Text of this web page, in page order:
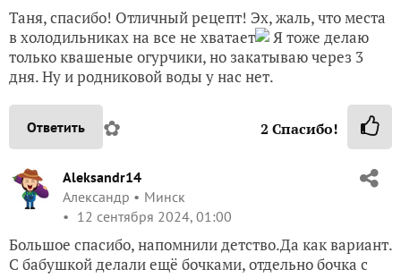
Таня, спасибо! Отличный рецепт! Эх, жаль, что места
в холодильниках на все не хватает
Я тоже делаю
только квашеные огурчики, но закатываю через 3
дня. Ну и родниковой воды у нас нет.
Ответить ✿ 2 Спасибо!
Aleksandr14
Александр
Минск
12 сентября 2024, 01:00
Большое спасибо, напомнили детство.Да как вариант.
С бабушкой делали ещё бочками, отдельно бочка с